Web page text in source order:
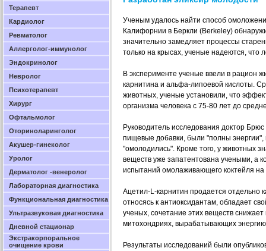
Терапевт
Кардиолог
Ревматолог
Аллерголог-иммунолог
Эндокринолог
Невролог
Психотерапевт
Хирург
Офтальмолог
Оториноларинголог
Акушер-гинеколог
Уролог
Дерматолог -венеролог
Лабораторная диагностика
Функциональная диагностика
Ультразвуковая диагностика
Дневной стационар
Экстракорпоральное
очищение крови
Ученым удалось найти способ
Калифорнии в Беркли (Berkeley)
значительно замедляет процессы
только на крысах, ученые надеются, что
В эксперименте ученые ввели в рацион
карнитина и альфа-липоевой кислоты.
животных, ученые установили, что
организма человека с 75-80 лет до
Руководитель исследования доктор
пищевые добавки, были "полны энергии",
"омолодились". Кроме того, у животных
веществ уже запатентована учеными, а
испытаний омолаживающего коктейля
Ацетил-L-карнитин продается отдельно
относясь к антиоксидантам, обладает
ученых, сочетание этих веществ
митохондриях, вырабатывающих энергию
Результаты исследований были